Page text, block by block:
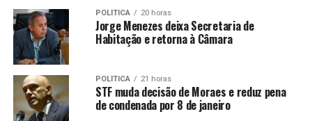
POLÍTICA 20 horas
Jorge Menezes deixa Secretaria de
Habitação e retorna à Câmara
POLÍTICA 21 horas
STF muda decisão de Moraes e reduz pena
de condenada por 8 de janeiro